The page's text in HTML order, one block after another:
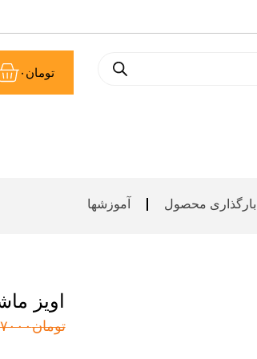
تومان ۰
بارگذاری محصول آموزشها
اویز
تومان